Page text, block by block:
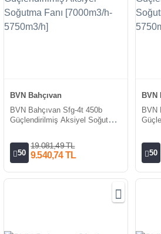
BVN Bahçıvan
BVN Bahçıvan Sfg-4t 450b
Güçlendirilmiş Aksiyel Soğutma
50
19.081,49 TL
9.540,74 TL
BVN
BVN
50